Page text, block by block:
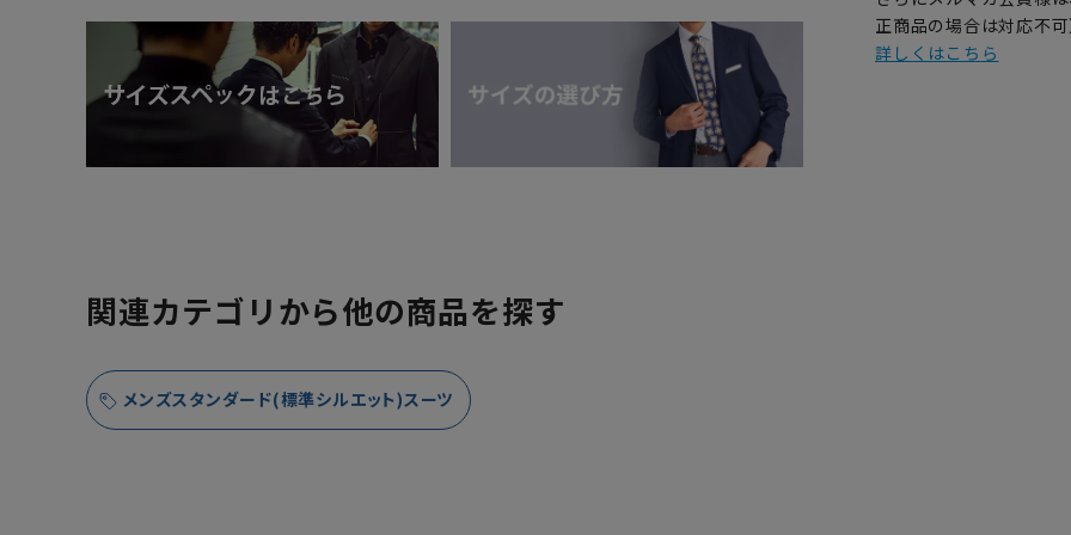
正商品の場合は対応不
詳しくはこちら
関連カテゴリから他の商品を探す
メンズスタンダード(標準シルエット)スーツ